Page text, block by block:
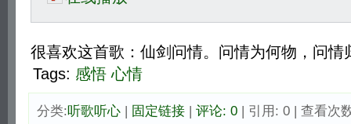
很喜欢这首歌：仙剑问情。问情为何物，问情
Tags: 感悟 心情
分类:听歌听心| 固定链接| 评论: 0| 引用: 0 | 查看次